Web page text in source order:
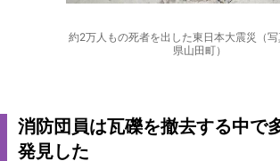
約2万人もの死者を出した東日本大震災（
県山田町）
消防団員は瓦礫を撤去する中で
発見した